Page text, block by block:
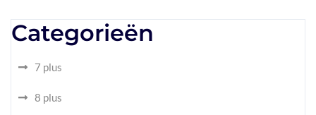
Categorieën
7 plus
8 plus